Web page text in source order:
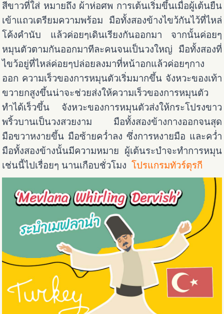
สีขาวที่ใส่ หมายถึง ผ้าห่อศพ การเต้นเริ่มขึ้นเมื่อผู้เต้นยืน
เข้าแถวเตรียมความพร้อม มือทั้งสองข้างไขว้กันไว้ที่ไหล่
โค้งคำนับ แล้วค่อยๆเดินเรียงกันออกมา จากนั้นค่อยๆ
หมุนตัวตามกันออกมาทีละคนจนเป็นวงใหญ่ มือทั้งสองที่
ไขว้อยู่ที่ไหล่ค่อยๆปล่อยลงมาที่หน้าอกแล้วค่อยๆกาง
ออก ความเร็วของการหมุนตัวเริ่มมากขึ้น จังหวะของเท้า
ขวายกสูงขึ้นน่าจะช่วยส่งให้ความเร็วของการหมุนตัว
ทำได้เร็วขึ้น จังหวะของการหมุนตัวส่งให้กระโปรงขาว
พริ้วบานเป็นวงสวยงาม มือทั้งสองข้างกางออกจนสุด
มือขวาหงายขึ้น มือซ้ายคว่ำลง ซึ่งการหงายมือ และคว่ำ
มือทั้งสองข้างนั้นมีความหมาย ผู้เต้นระบำจะทำการหมุน
เช่นนี้ไปเรื่อยๆ นานเกือบชั่วโมงโปรแกรมทัวร์ตุรกี